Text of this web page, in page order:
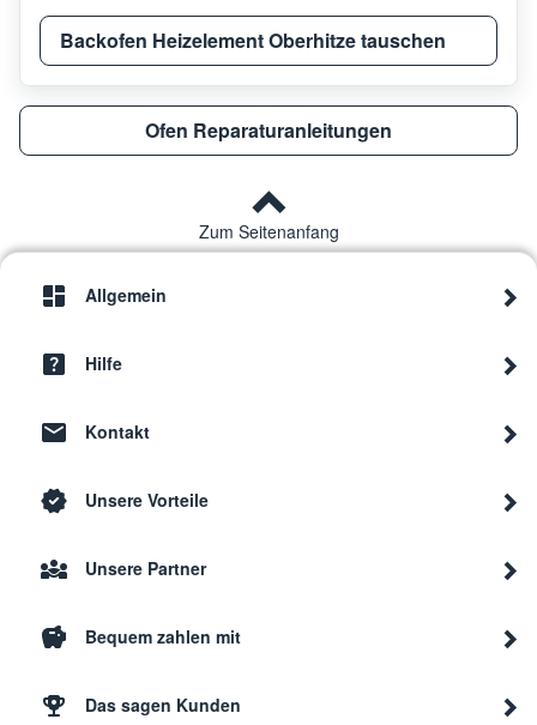
Backofen Heizelement Oberhitze tauschen
Ofen Reparaturanleitungen
Zum Seitenanfang
Allgemein
Hilfe
Kontakt
Unsere Vorteile
Unsere Partner
Bequem zahlen mit
Das sagen Kunden